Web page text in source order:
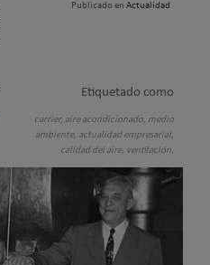
Publicado en Actualidad
Etiquetado como
carrier, aire acondicionado, medio
ambiente, actualidad empresarial,
calidad del aire, ventilación,